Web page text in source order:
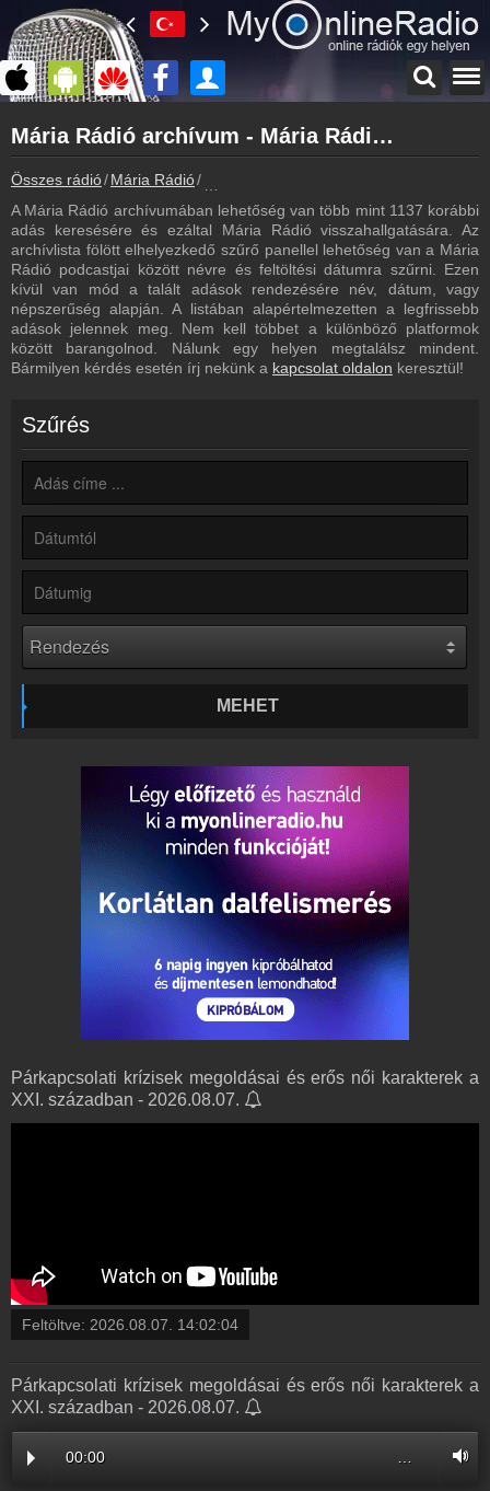
myonlineradio.hu
Mária Rádió
Vissza a Mária Rádió oldalára
Bejelentkezés
Hozz létre saját fiókot!
Most szól
Tudd meg mi szólt eddig
Frekvenciák
Mária Rádió frekvencia
Mária Rádió műsorai
Hírek
Mária Rádió kapcsolatos hírek
Kapcsolat
Írj nekünk!
Partnerek
Rádiós partnerek
Rádió beágyazás
Ágyazd be weboldaladba
Online rádió készítés
Készítés lépésről lépésre
Mária Rádió archívum - Mária Rádió podcasts - Mária Rádió visszahallgatás
Összes rádió Mária Rádió
A Mária Rádió archívumában lehetőség van több mint 1137 korábbi
adás keresésére és ezáltal Mária Rádió visszahallgatására. Az
archívlista fölött elhelyezkedő szűrő panellel lehetőség van a Mária
Rádió podcastjai között névre és feltöltési dátumra szűrni. Ezen
kívül van mód a talált adások rendezésére név, dátum, vagy
népszerűség alapján. A listában alapértelmezetten a legfrissebb
adások jelennek meg. Nem kell többet a különböző platformok
között barangolnod. Nálunk egy helyen megtalálsz mindent.
Bármilyen kérdés esetén írj nekünk a kapcsolat oldalon keresztül!
Szűrés
MEHET
Párkapcsolati krízisek megoldásai és erős női karakterek a
XXI. században - 2026.08.07.
Feltöltve: 2026.08.07. 14:02:04
Párkapcsolati krízisek megoldásai és erős női karakterek a
XXI. században - 2026.08.07.
00:00